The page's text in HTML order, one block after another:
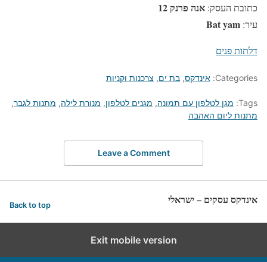
כתובת העסק: אנה פרנק 12
עיר: Bat yam
דלתות פנים
Categories: אינדקס, בת ים, צרכנות וקניות
Tags: מגן לטלפון עם תמונה, מגנים לטלפון, מנורת לילה, מתנות לגבר,
מתנות ליום האהבה
Leave a Comment
אינדקס עסקים – ישראלי Back to top
Exit mobile version